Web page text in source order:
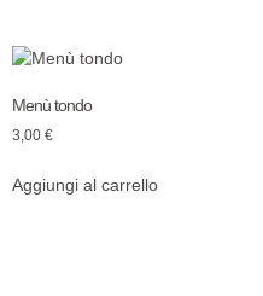
Menù tondo
3,00 €
Aggiungi al carrello